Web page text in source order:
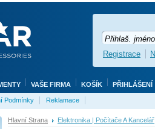
Hlavní Strana Elektronika | Počítače A Kancelář
VAŠE FIRMA KOŠÍK PŘIHLÁŠENÍ
Podmínky Reklamace
Registrace